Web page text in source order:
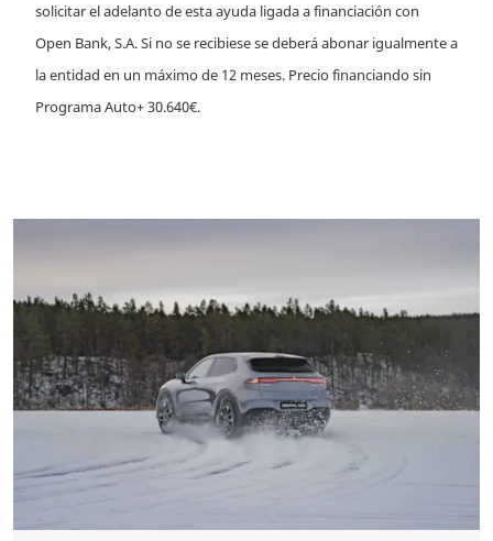
solicitar el adelanto de esta ayuda ligada a financiación con
Open Bank, S.A. Si no se recibiese se deberá abonar igualmente a
la entidad en un máximo de 12 meses. Precio financiando sin
Programa Auto+ 30.640€.